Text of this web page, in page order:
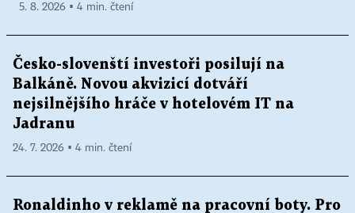
5. 8. 2026 ▪ 4 min. čtení
Česko-slovenští investoři posilují na
Balkáně. Novou akvizicí dotváří
nejsilnějšího hráče v hotelovém IT na
Jadranu
24. 7. 2026 ▪ 4 min. čtení
Ronaldinho v reklamě na pracovní boty. Pro